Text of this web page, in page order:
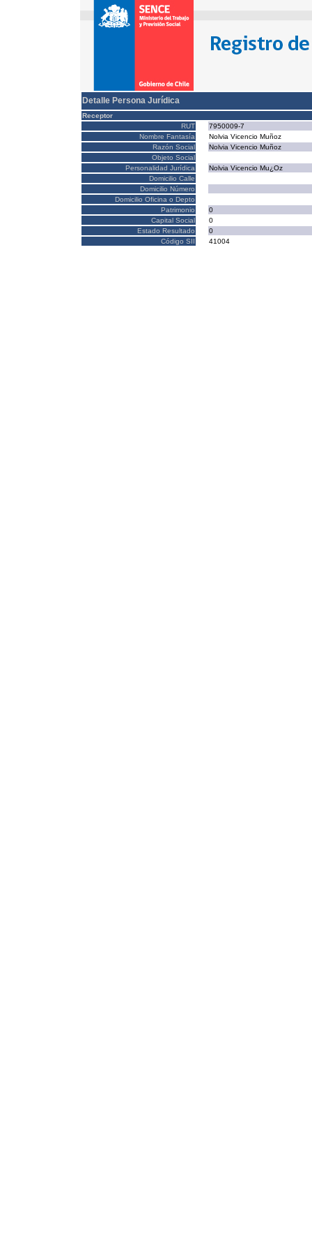
Detalle Persona Jurídica
Receptor
RUT
7950009-7
Nombre Fantasía
Nolvia Vicencio Muñoz
Razón Social
Nolvia Vicencio Muñoz
Objeto Social
Personalidad Jurídica
Nolvia Vicencio Mu¿Oz
Domicilio Calle
Domicilio Número
Domicilio Oficina o Depto
Patrimonio
0
Capital Social
0
Estado Resultado
0
Código SII
41004